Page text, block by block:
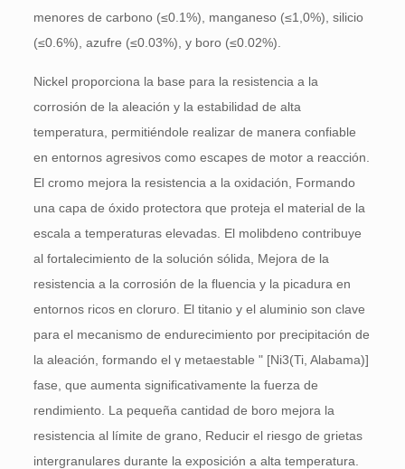
menores de carbono (≤0.1%), manganeso (≤1,0%), silicio
(≤0.6%), azufre (≤0.03%), y boro (≤0.02%).
Nickel proporciona la base para la resistencia a la
corrosión de la aleación y la estabilidad de alta
temperatura, permitiéndole realizar de manera confiable
en entornos agresivos como escapes de motor a reacción.
El cromo mejora la resistencia a la oxidación, Formando
una capa de óxido protectora que proteja el material de la
escala a temperaturas elevadas. El molibdeno contribuye
al fortalecimiento de la solución sólida, Mejora de la
resistencia a la corrosión de la fluencia y la picadura en
entornos ricos en cloruro. El titanio y el aluminio son clave
para el mecanismo de endurecimiento por precipitación de
la aleación, formando el γ metaestable " [Ni3(Ti, Alabama)]
fase, que aumenta significativamente la fuerza de
rendimiento. La pequeña cantidad de boro mejora la
resistencia al límite de grano, Reducir el riesgo de grietas
intergranulares durante la exposición a alta temperatura.